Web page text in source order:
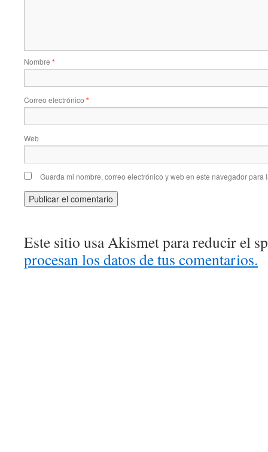
Nombre *
Correo electrónico *
Web
Guarda mi nombre, correo electrónico y web en este navegador para
Este sitio usa Akismet para reducir el
procesan los datos de tus comentarios.